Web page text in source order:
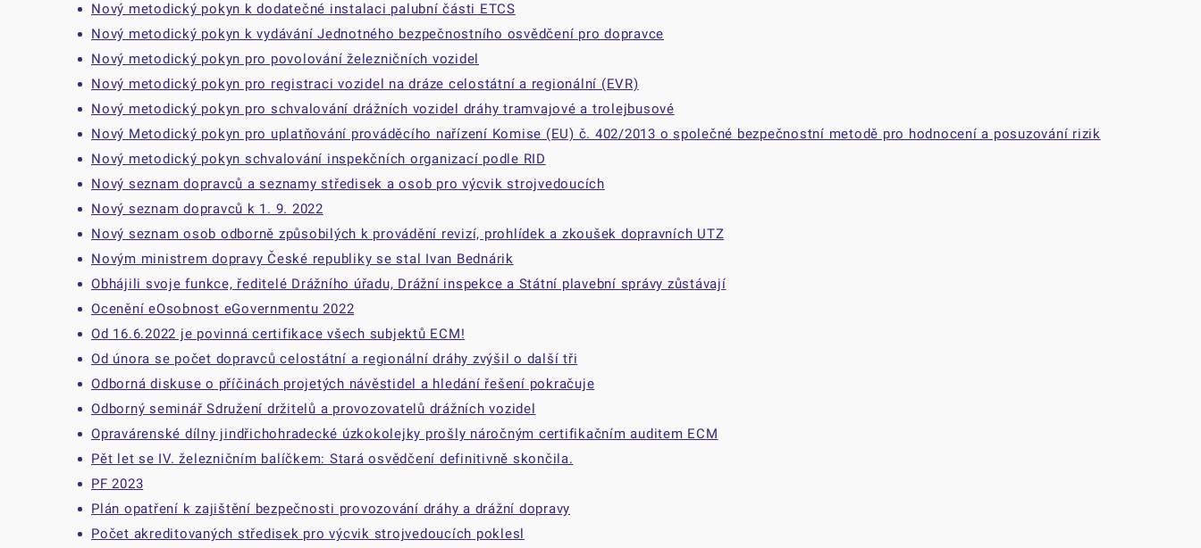
Nový metodický pokyn k dodatečné instalaci palubní části ETCS
Nový metodický pokyn k vydávání Jednotného bezpečnostního osvědčení pro dopravce
Nový metodický pokyn pro povolování železničních vozidel
Nový metodický pokyn pro registraci vozidel na dráze celostátní a regionální (EVR)
Nový metodický pokyn pro schvalování drážních vozidel dráhy tramvajové a trolejbusové
Nový Metodický pokyn pro uplatňování prováděcího nařízení Komise (EU) č. 402/2013 o společné bezpečnostní metodě pro hodnocení a posuzování rizik
Nový metodický pokyn schvalování inspekčních organizací podle RID
Nový seznam dopravců a seznamy středisek a osob pro výcvik strojvedoucích
Nový seznam dopravců k 1. 9. 2022
Nový seznam osob odborně způsobilých k provádění revizí, prohlídek a zkoušek dopravních UTZ
Novým ministrem dopravy České republiky se stal Ivan Bednárik
Obhájili svoje funkce, ředitelé Drážního úřadu, Drážní inspekce a Státní plavební správy zůstávají
Ocenění eOsobnost eGovernmentu 2022
Od 16.6.2022 je povinná certifikace všech subjektů ECM!
Od února se počet dopravců celostátní a regionální dráhy zvýšil o další tři
Odborná diskuse o příčinách projetých návěstidel a hledání řešení pokračuje
Odborný seminář Sdružení držitelů a provozovatelů drážních vozidel
Opravárenské dílny jindřichohradecké úzkokolejky prošly náročným certifikačním auditem ECM
Pět let se IV. železničním balíčkem: Stará osvědčení definitivně skončila.
PF 2023
Plán opatření k zajištění bezpečnosti provozování dráhy a drážní dopravy
Počet akreditovaných středisek pro výcvik strojvedoucích poklesl